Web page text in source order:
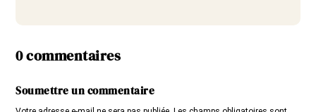
0 commentaires
Soumettre un commentaire